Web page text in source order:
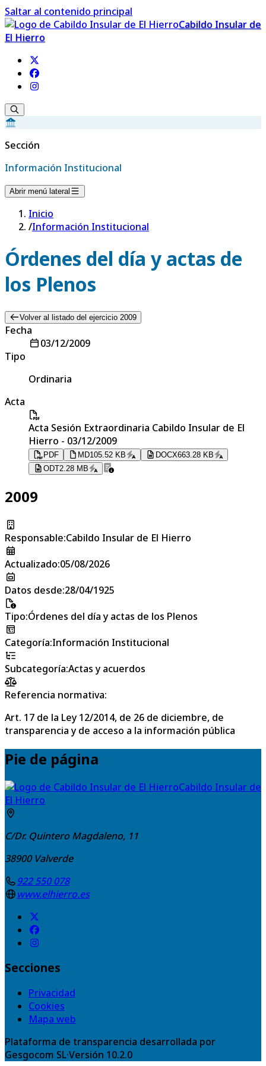
Saltar al contenido principal
Cabildo Insular de
El Hierro
Sección
Información Institucional
Abrir menú lateral
Inicio
/Información Institucional
Órdenes del día y actas de
los Plenos
Volver al listado del ejercicio 2009
Fecha
03/12/2009
Tipo
Ordinaria
Acta
Acta Sesión Extraordinaria Cabildo Insular de El
Hierro - 03/12/2009
PDF MD105.52 KB DOCX663.28 KB
ODT2.28 MB
2009
Responsable:Cabildo Insular de El Hierro
Actualizado:05/08/2026
Datos desde:28/04/1925
Tipo:Órdenes del día y actas de los Plenos
Categoría:Información Institucional
Subcategoría:Actas y acuerdos
Referencia normativa:
Art. 17 de la Ley 12/2014, de 26 de diciembre, de
transparencia y de acceso a la información pública
Pie de página
Cabildo Insular de
El Hierro
C/Dr. Quintero Magdaleno, 11
38900 Valverde
922 550 078
www.elhierro.es
Secciones
Privacidad
Cookies
Mapa web
Plataforma de transparencia desarrollada por
Gesgocom SL·Versión 10.2.0